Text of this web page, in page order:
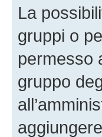
La
gruppi o
permesso
gruppo